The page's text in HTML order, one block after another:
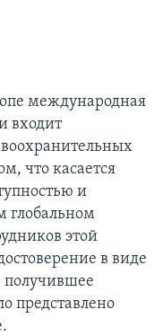
международная
входит
что касается
и
глобальном
этой
в виде
получившее
представлено